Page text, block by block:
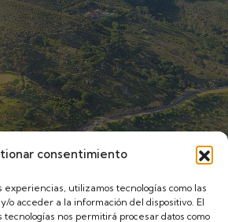
consentimiento
utilizamos tecnologías como las
o acceder a la información del dispositivo. El
nos permitirá procesar datos como